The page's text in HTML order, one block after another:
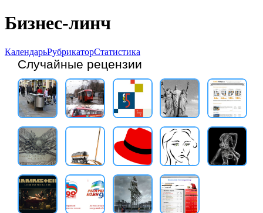
Бизнес-линч
КалендарьРубрикаторСтатистика
Случайные рецензии